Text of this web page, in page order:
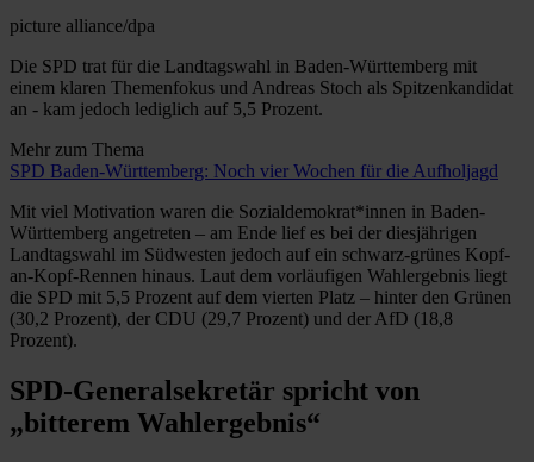
picture alliance/dpa
Die SPD trat für die Landtagswahl in Baden-Württemberg mit
einem klaren Themenfokus und Andreas Stoch als Spitzenkandidat
an - kam jedoch lediglich auf 5,5 Prozent.
Mehr zum Thema
SPD Baden-Württemberg: Noch vier Wochen für die Aufholjagd
Mit viel Motivation waren die Sozialdemokrat*innen in Baden-
Württemberg angetreten – am Ende lief es bei der diesjährigen
Landtagswahl im Südwesten jedoch auf ein schwarz-grünes Kopf-
an-Kopf-Rennen hinaus. Laut dem vorläufigen Wahlergebnis liegt
die SPD mit 5,5 Prozent auf dem vierten Platz – hinter den Grünen
(30,2 Prozent), der CDU (29,7 Prozent) und der AfD (18,8
Prozent).
SPD-Generalsekretär spricht von
„bitterem Wahlergebnis“